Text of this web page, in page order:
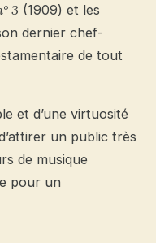
3 (1909) et les
dernier chef-
de tout
et d’une virtuosité
un public très
de musique
pour un